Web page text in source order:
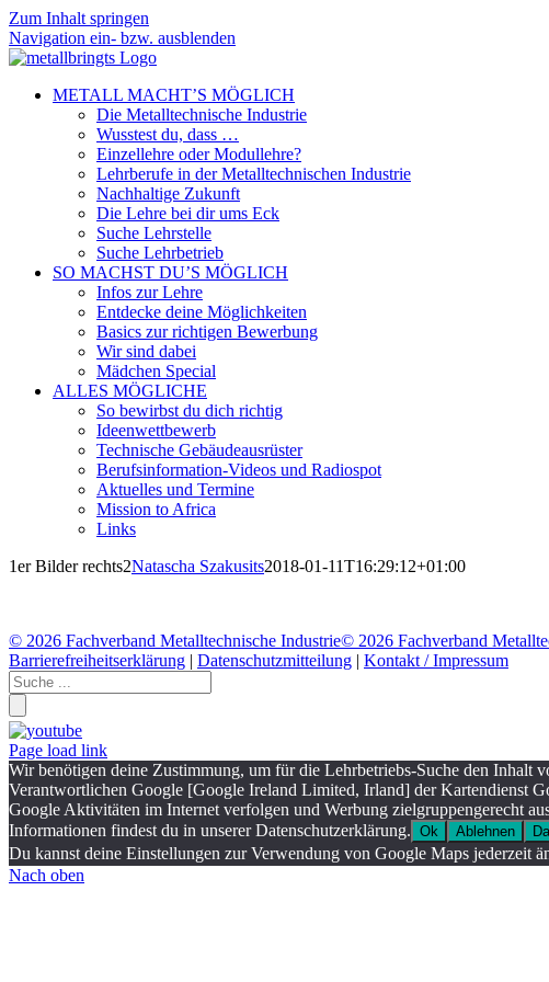
Zum Inhalt springen
Navigation ein- bzw. ausblenden
METALL MACHT’S MÖGLICH
Die Metalltechnische Industrie
Wusstest du, dass …
Einzellehre oder Modullehre?
Lehrberufe in der Metalltechnischen Industrie
Nachhaltige Zukunft
Die Lehre bei dir ums Eck
Suche Lehrstelle
Suche Lehrbetrieb
SO MACHST DU’S MÖGLICH
Infos zur Lehre
Entdecke deine Möglichkeiten
Basics zur richtigen Bewerbung
Wir sind dabei
Mädchen Special
ALLES MÖGLICHE
So bewirbst du dich richtig
Ideenwettbewerb
Technische Gebäudeausrüster
Berufsinformation-Videos und Radiospot
Aktuelles und Termine
Mission to Africa
Links
1er Bilder rechts2Natascha Szakusits2018-01-11T16:29:12+01:00
© 2026 Fachverband Metalltechnische Industrie© 2026 Fachverband
Barrierefreiheitserklärung | Datenschutzmitteilung | Kontakt / Impressum
Page load link
Wir benötigen deine Zustimmung, um für die Lehrbetriebs-Suche den
Verantwortlichen Google [Google Ireland Limited, Irland] der Kartendienst
Google Aktivitäten im Internet verfolgen und Werbung zielgruppengerecht
Informationen findest du in unserer Datenschutzerklärung. Ok Ablehnen
Du kannst deine Einstellungen zur Verwendung von Google Maps jederzeit
Nach oben